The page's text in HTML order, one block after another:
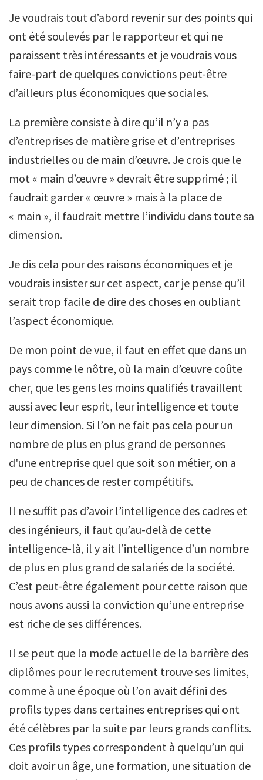
Je voudrais tout d’abord revenir sur des points qui
ont été soulevés par le rapporteur et qui ne
paraissent très intéressants et je voudrais vous
faire-part de quelques convictions peut-être
d’ailleurs plus économiques que sociales.
La première consiste à dire qu’il n’y a pas
d’entreprises de matière grise et d’entreprises
industrielles ou de main d’œuvre. Je crois que le
mot « main d’œuvre » devrait être supprimé ; il
faudrait garder « œuvre » mais à la place de
« main », il faudrait mettre l’individu dans toute sa
dimension.
Je dis cela pour des raisons économiques et je
voudrais insister sur cet aspect, car je pense qu’il
serait trop facile de dire des choses en oubliant
l’aspect économique.
De mon point de vue, il faut en effet que dans un
pays comme le nôtre, où la main d’œuvre coûte
cher, que les gens les moins qualifiés travaillent
aussi avec leur esprit, leur intelligence et toute
leur dimension. Si l’on ne fait pas cela pour un
nombre de plus en plus grand de personnes
d'une entreprise quel que soit son métier, on a
peu de chances de rester compétitifs.
Il ne suffit pas d’avoir l’intelligence des cadres et
des ingénieurs, il faut qu’au-delà de cette
intelligence-là, il y ait l’intelligence d’un nombre
de plus en plus grand de salariés de la société.
C’est peut-être également pour cette raison que
nous avons aussi la conviction qu’une entreprise
est riche de ses différences.
Il se peut que la mode actuelle de la barrière des
diplômes pour le recrutement trouve ses limites,
comme à une époque où l’on avait défini des
profils types dans certaines entreprises qui ont
été célèbres par la suite par leurs grands conflits.
Ces profils types correspondent à quelqu’un qui
doit avoir un âge, une formation, une situation de